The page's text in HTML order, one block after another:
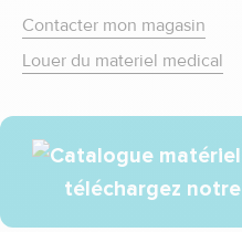
Contacter mon magasin
Louer du materiel medical
téléchargez